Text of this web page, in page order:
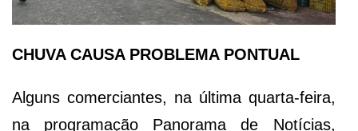
CHUVA CAUSA PROBLEMA PONTUAL
Alguns comerciantes, na última quarta-feira,
na programação Panorama de Notícias,